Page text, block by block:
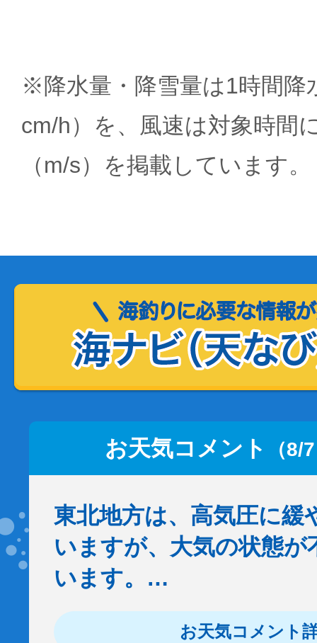
※降水量・降雪量は1時間降
cm/h）を、風速は対象時間
（m/s）を掲載しています。
お天気コメント （8/
東北地方は、高気圧に緩
いますが、大気の状態が
います。…
お天気コメント